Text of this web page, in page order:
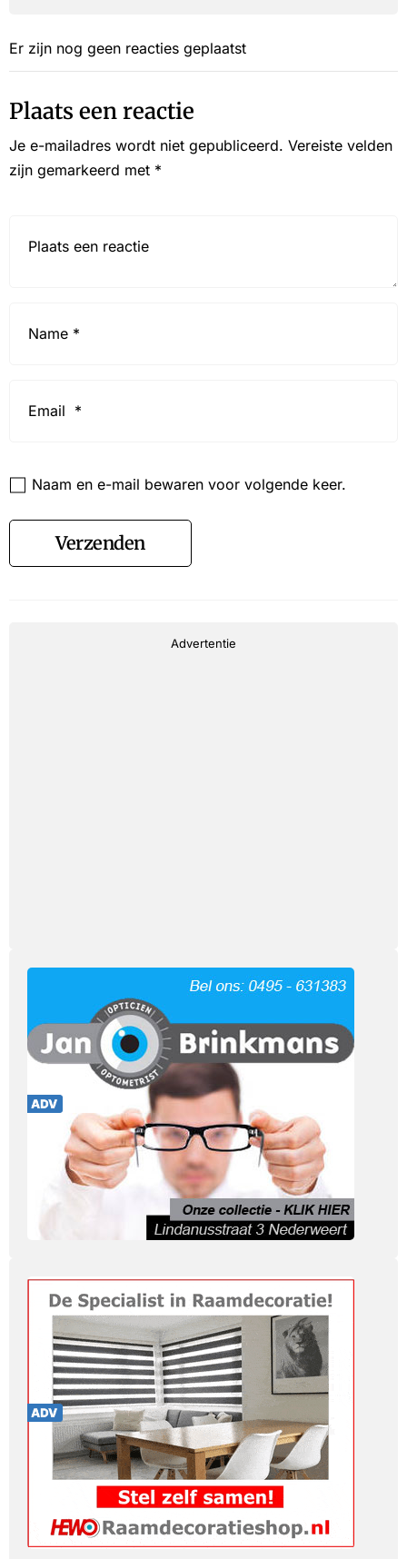
Er zijn nog geen reacties geplaatst
Plaats een reactie
Je e-mailadres wordt niet gepubliceerd. Vereiste velden
zijn gemarkeerd met *
Naam en e-mail bewaren voor volgende keer.
Verzenden
Advertentie